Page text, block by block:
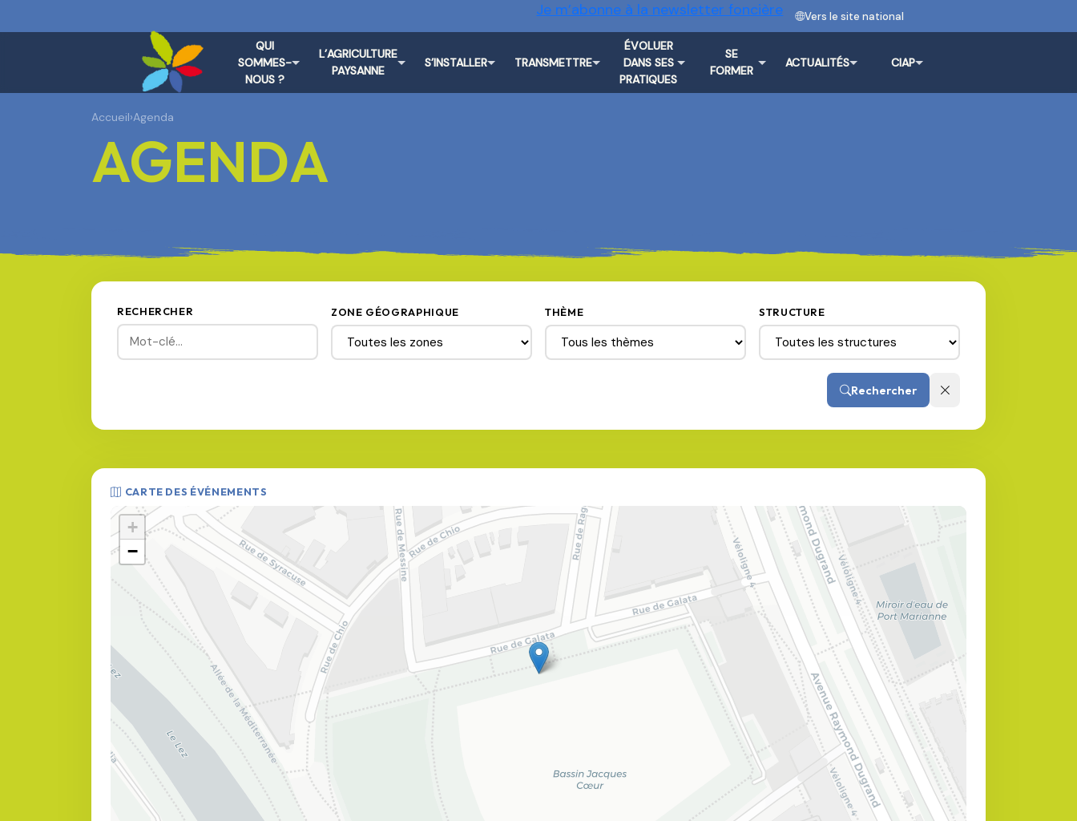
Je m’abonne à la newsletter foncière Vers le site national
QUI
SOMMES-
NOUS ?
L’AGRICULTURE
PAYSANNE
S’INSTALLER TRANSMETTRE
ÉVOLUER
DANS SES
PRATIQUES
SE
FORMER
ACTUALITÉS CIAP
Accueil›Agenda
AGENDA
RECHERCHER ZONE GÉOGRAPHIQUE THÈME STRUCTURE
Rechercher
CARTE DES ÉVÉNEMENTS
+
−